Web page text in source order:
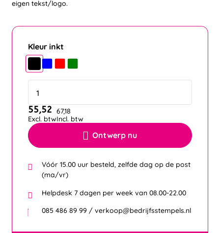
eigen tekst/logo.
Kleur inkt
Ontwerp nu
55,52
Excl. btw
67,18
Incl. btw
Vóór 15.00 uur besteld, zelfde dag op de post
(ma/vr)
Helpdesk 7 dagen per week van 08.00-22.00
085 486 89 99 / verkoop@bedrijfsstempels.nl